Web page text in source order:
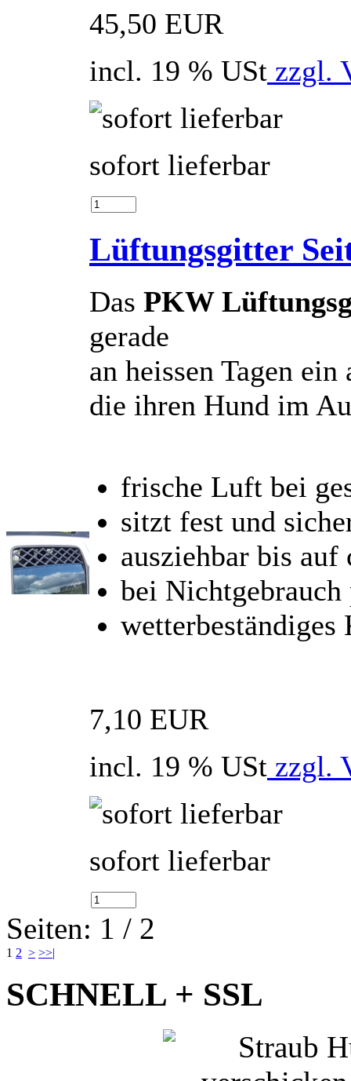
45,50 EUR
incl. 19 % USt zzgl.
sofort lieferbar
Lüftungsgitter
Das PKW
gerade
an heissen Tagen
die ihren Hund im
frische Luft bei
sitzt fest und
ausziehbar bis auf
bei Nichtgebrauch
7,10 EUR
incl. 19 % USt zzgl.
sofort lieferbar
Seiten: 1 / 2
1 2 > >>|
SCHNELL + SSL